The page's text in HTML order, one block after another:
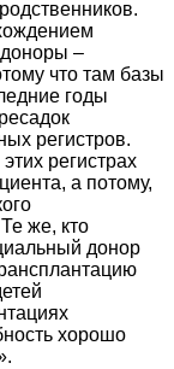
–
что там базы
годы
регистров.
регистрах
а потому,
же, кто
донор
хорошо